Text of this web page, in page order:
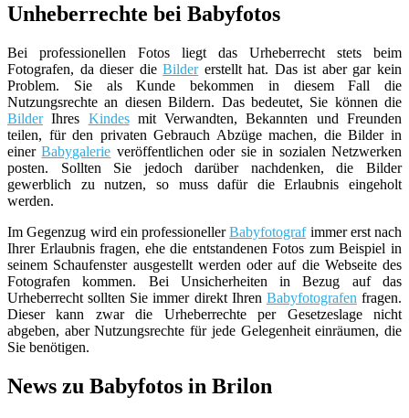
Unheberrechte bei Babyfotos
Bei professionellen Fotos liegt das Urheberrecht stets beim
Fotografen, da dieser dieBildererstellt hat. Das ist aber gar kein
Problem. Sie als Kunde bekommen in diesem Fall die
Nutzungsrechte an diesen Bildern. Das bedeutet, Sie können die
BilderIhres Kindesmit Verwandten, Bekannten und Freunden
teilen, für den privaten Gebrauch Abzüge machen, die Bilder in
einerBabygalerie veröffentlichen oder sie in sozialen Netzwerken
posten. Sollten Sie jedoch darüber nachdenken, die Bilder
gewerblich zu nutzen, so muss dafür die Erlaubnis eingeholt
werden.
Im Gegenzug wird ein professionellerBabyfotografimmer erst nach
Ihrer Erlaubnis fragen, ehe die entstandenen Fotos zum Beispiel in
seinem Schaufenster ausgestellt werden oder auf die Webseite des
Fotografen kommen. Bei Unsicherheiten in Bezug auf das
Urheberrecht sollten Sie immer direkt Ihren Babyfotografen fragen.
Dieser kann zwar die Urheberrechte per Gesetzeslage nicht
abgeben, aber Nutzungsrechte für jede Gelegenheit einräumen, die
Sie benötigen.
News zu Babyfotos in Brilon